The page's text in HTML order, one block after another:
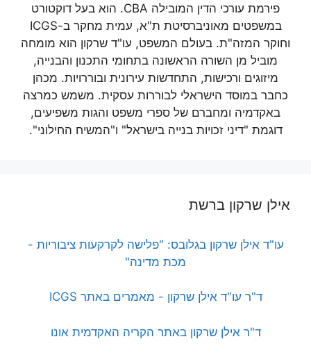
פירמת עורכי הדין המובילה CBA. הוא בעל דוקטורט
במשפטים מאוניברסיטת ת"א, עמית מחקר ב-ICGS
וחוקר המזה"ת. בעולם המשפט, עו"ד שרקון הוא מומחה
מוביל מן השורה הראשונה בתחומי התכנון והבנייה,
מיזוגים ורכישות, התחדשות עירונית ובוררויות. מכהן
כחבר במוסד הישראלי לבוררות עסקית. משמש כמרצה
באקדמיה ומחברם של ספרי משפט והגות משפיעים,
דוגמת "דיני זכויות בנייה בישראל" ו"המשיח החילוני".
אילן שרקון ברשת
עו"ד אילן שרקון בגלובס: "פלישה לקרקעות ציבוריות -
מכת מדינה"
ד"ר עו"ד אילן שרקון - מאמרים באתר ICGS
ד"ר אילן שרקון באתר הקריה האקדמית אונו